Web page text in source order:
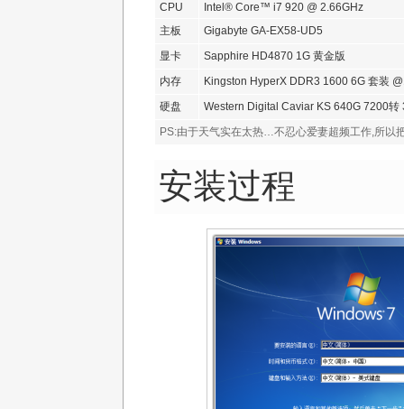
CPU
Intel® Core™ i7 920 @ 2.66GHz
主板
Gigabyte GA-EX58-UD5
显卡
Sapphire HD4870 1G 黄金版
内存
Kingston HyperX DDR3 1600 6G 套装
硬盘
Western Digital Caviar KS 640G 7200转
PS:由于天气实在太热…不忍心爱妻超频工作,所以
安装过程